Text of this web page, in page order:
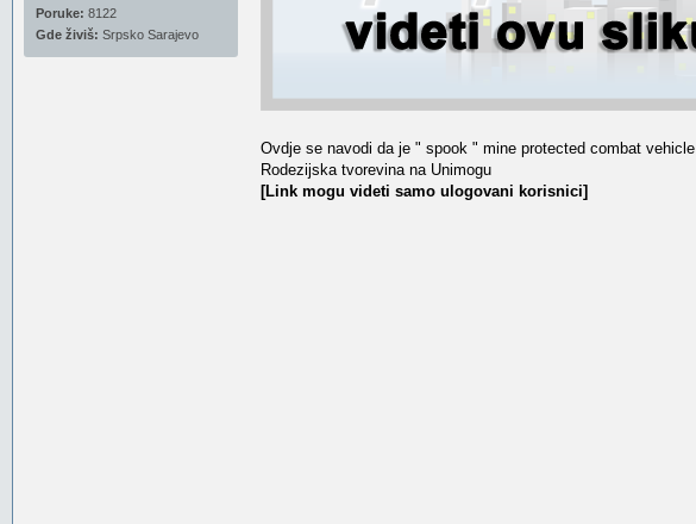
Poruke: 8122
Gde živiš: Srpsko Sarajevo
Ovdje se navodi da je " spook " mine protected combat vehicle
Rodezijska tvorevina na Unimogu
[Link mogu videti samo ulogovani korisnici]